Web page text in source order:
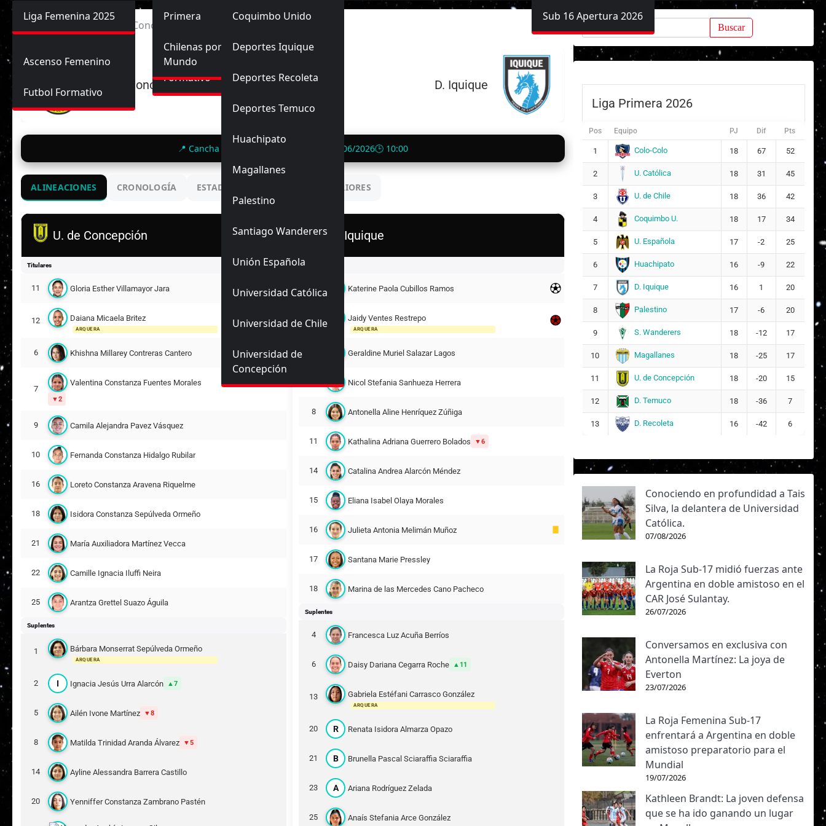
Sub-20
Sub-17
Futbol Nacional
Primera
Ascenso
Formativo
Futbol Internacional
Chilenas por el
Mundo
Coquimbo Unido
Deportes Iquique
Deportes Recoleta
Deportes Temuco
Huachipato
Magallanes
Palestino
Santiago Wanderers
Unión Española
Universidad Católica
Universidad de Chile
Universidad de
Concepción
Ascenso Sub 16 Apertura 2026
Primera División
Femenina
Liga Femenina 2025
Ascenso Femenino
Futbol Formativo
Inicio Universidad de Concepción vs Deportes Iquique
U. de Concepción D. Iquique
1-1
📍 Cancha El Mercado de Hualpén 📅 22/06/2026🕒 10:00
ALINEACIONES CRONOLOGÍA ESTADIO ENCUENTROS ANTERIORES
U. de Concepción
Titulares
11 Gloria Esther Villamayor Jara
12 Daiana Micaela Britez
ARQUERA
6 Khishna Millarey Contreras Cantero
7
Valentina Constanza Fuentes Morales
2
9 Camila Alejandra Pavez Vásquez
10 Fernanda Constanza Hidalgo Rubilar
16 Loreto Constanza Aravena Riquelme
18 Isidora Constanza Sepúlveda Ormeño
21 María Auxiliadora Martínez Vecca
22 Camille Ignacia Iluffi Neira
25 Arantza Grettel Suazo Águila
Suplentes
1 Bárbara Monserrat Sepúlveda Ormeño
ARQUERA
2 I Ignacia Jesús Urra Alarcón 7
5 Ailén Ivone Martínez 8
8 Matilda Trinidad Aranda Álvarez 5
14 Ayline Alessandra Barrera Castillo
20 Yenniffer Constanza Zambrano Pastén
D. Iquique
10 Katerine Paola Cubillos Ramos
12 Jaidy Ventes Restrepo
ARQUERA
Geraldine Muriel Salazar Lagos
7 Nicol Stefania Sanhueza Herrera
8 Antonella Aline Henríquez Zúñiga
11 Kathalina Adriana Guerrero Bolados 6
14 Catalina Andrea Alarcón Méndez
15 Eliana Isabel Olaya Morales
16 Julieta Antonia Melimán Muñoz
17 Santana Marie Pressley
18 Marina de las Mercedes Cano Pacheco
Suplentes
4 Francesca Luz Acuña Berríos
6 Daisy Dariana Cegarra Roche 11
13 Gabriela Estéfani Carrasco González
ARQUERA
20 R Renata Isidora Almarza Opazo
21 B Brunella Pascal Sciaraffia Sciaraffia
23 A Ariana Rodríguez Zelada
25 Anaís Stefania Arce González
Buscar:
Liga Primera 2026
Pos Equipo PJ Dif Pts
1 Colo-Colo 18 67 52
2 U. Católica 18 31 45
3 U. de Chile 18 36 42
4 Coquimbo U. 18 17 34
5 U. Española 17 -2 25
6 Huachipato 16 -9 22
7 D. Iquique 16 1 20
8 Palestino 17 -6 20
9 S. Wanderers 18 -12 17
10 Magallanes 18 -25 17
11 U. de Concepción 18 -20 15
12 D. Temuco 18 -36 7
13 D. Recoleta 16 -42 6
Conociendo en profundidad a Tais
Silva, la delantera de Universidad
Católica.
07/08/2026
La Roja Sub-17 midió fuerzas ante
Argentina en doble amistoso en el
CAR José Sulantay.
26/07/2026
Conversamos en exclusiva con
Antonella Martínez: La joya de
Everton
23/07/2026
La Roja Femenina Sub-17
enfrentará a Argentina en doble
amistoso preparatorio para el
Mundial
19/07/2026
Kathleen Brandt: La joven defensa
que se ha ido ganando un lugar